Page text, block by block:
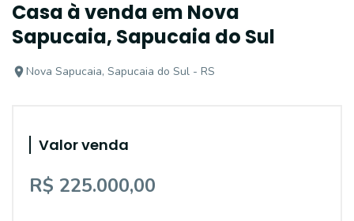
Casa à venda em Nova
Sapucaia, Sapucaia do Sul
Nova Sapucaia, Sapucaia do Sul - RS
Valor venda
R$ 225.000,00